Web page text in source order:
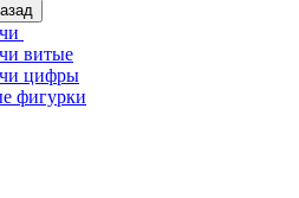
витые
цифры
фигурки